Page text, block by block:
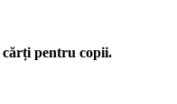
cărți pentru copii.